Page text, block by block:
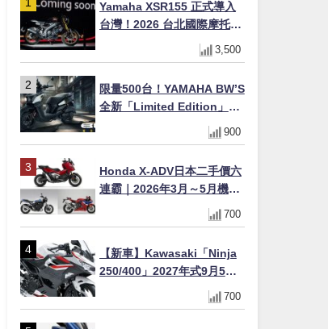
Yamaha XSR155 正式導入
台灣！2026 台北國際摩托車
展亮相，70 週年紀念版
YZF-R 系列限量追加販售
3,500
限量500台！YAMAHA BW’S
全新「Limited Edition」都
市探索限定色 GOOPiMADE
聯名包同步登場
900
Honda X-ADV日本二手價六
連霸｜2026年3月～5月機車
轉售排行榜 CBR1000RR-R
FIREBLADE SP首度躋身前
700
【新車】Kawasaki「Ninja
250/400」2027年式9月5日
日本發售！新塗裝登場×價格
不變×輔助滑動式離合器
700